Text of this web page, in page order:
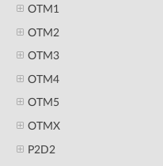
OTM1
OTM2
OTM3
OTM4
OTM5
OTMX
P2D2